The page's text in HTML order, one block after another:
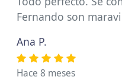
Fernando son
Ana P.
Hace 8 meses